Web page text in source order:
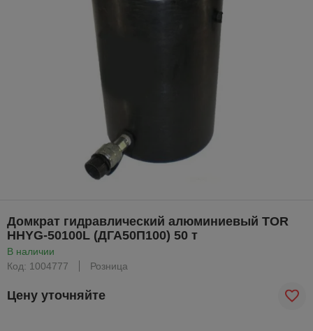
Домкрат гидравлический алюминиевый TOR
HHYG-50100L (ДГА50П100) 50 т
В наличии
Код: 1004777
Розница
Цену уточняйте